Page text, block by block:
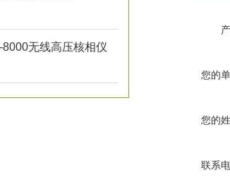
无线高压核相仪
您的
您的
联系